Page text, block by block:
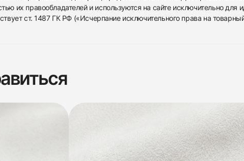
их правообладателей и используются на сайте исключительно
ст. 1487 ГК РФ («Исчерпание исключительного права на